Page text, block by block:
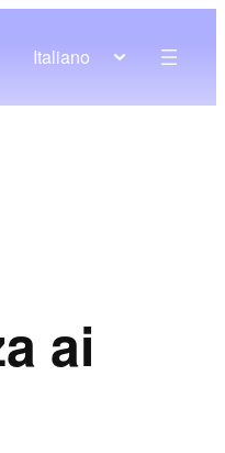
Italiano
ai